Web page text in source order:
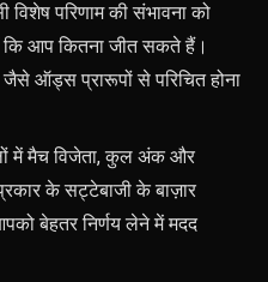
परिणाम की संभावना को
कि आप कितना जीत सकते हैं।
ऑड्स प्रारूपों से परिचित होना
में मैच विजेता, कुल अंक और
के सट्टेबाजी के बाज़ार
बेहतर निर्णय लेने में मदद